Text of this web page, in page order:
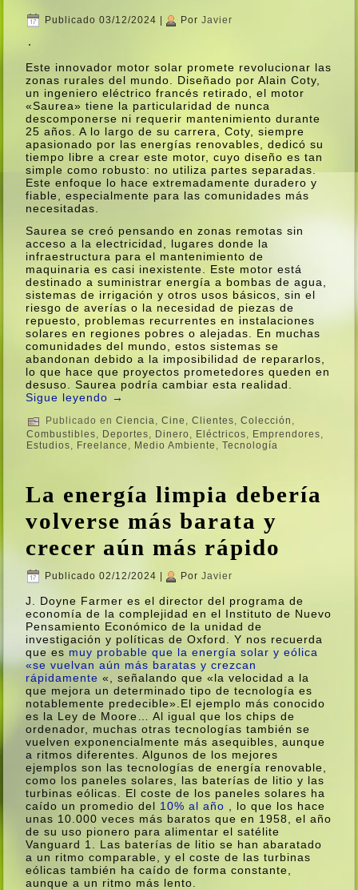
Publicado 03/12/2024 Por Javier
Este innovador motor solar promete revolucionar las
zonas rurales del mundo. Diseñado por Alain Coty,
un ingeniero eléctrico francés retirado, el motor
«Saurea» tiene la particularidad de nunca
descomponerse ni requerir mantenimiento durante
25 años. A lo largo de su carrera, Coty, siempre
apasionado por las energí­as renovables, dedicó su
tiempo libre a crear este motor, cuyo diseño es tan
simple como robusto: no utiliza partes separadas.
Este enfoque lo hace extremadamente duradero y
fiable, especialmente para las comunidades más
necesitadas.
Saurea se creó pensando en zonas remotas sin
acceso a la electricidad, lugares donde la
infraestructura para el mantenimiento de
maquinaria es casi inexistente. Este motor está
destinado a suministrar energí­a a bombas de agua,
sistemas de irrigación y otros usos básicos, sin el
riesgo de averí­as o la necesidad de piezas de
repuesto, problemas recurrentes en instalaciones
solares en regiones pobres o alejadas. En muchas
comunidades del mundo, estos sistemas se
abandonan debido a la imposibilidad de repararlos,
lo que hace que proyectos prometedores queden en
desuso. Saurea podrí­a cambiar esta realidad.
Sigue leyendo →
Publicado en Ciencia,Cine ,Clientes,Colección ,
Combustibles, Deportes, Dinero , Eléctricos, Emprendores,
Estudios, Freelance , Medio Ambiente ,Tecnologí­a
La energí­a limpia deberí­a
volverse más barata y
crecer aún más rápido
Publicado 02/12/2024 Por Javier
J. Doyne Farmer es el director del programa de
economí­a de la complejidad en el Instituto de Nuevo
Pensamiento Económico de la unidad de
investigación y polí­ticas de Oxford. Y nos recuerda
que es muy probable que la energí­a solar y eólica
«se vuelvan aún más baratas y crezcan
rápidamente «, señalando que «la velocidad a la
que mejora un determinado tipo de tecnologí­a es
notablemente predecible».El ejemplo más conocido
es la Ley de Moore… Al igual que los chips de
ordenador, muchas otras tecnologí­as también se
vuelven exponencialmente más asequibles, aunque
a ritmos diferentes. Algunos de los mejores
ejemplos son las tecnologí­as de energí­a renovable,
como los paneles solares, las baterí­as de litio y las
turbinas eólicas. El coste de los paneles solares ha
caí­do un promedio del 10% al año , lo que los hace
unas 10.000 veces más baratos que en 1958, el año
de su uso pionero para alimentar el satélite
Vanguard 1. Las baterí­as de litio se han abaratado
a un ritmo comparable, y el coste de las turbinas
eólicas también ha caí­do de forma constante,
aunque a un ritmo más lento.